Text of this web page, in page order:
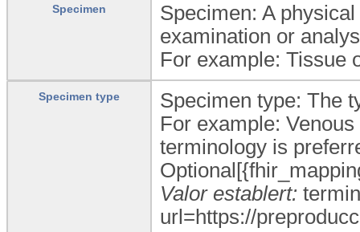
Specimen
Specimen: A
examination or
For example: Tissue
Specimen type
Specimen type: The
For example:
terminology is
Valor establert:
url=https://